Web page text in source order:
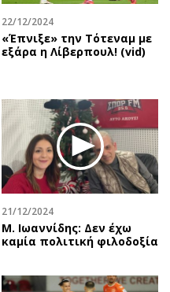
22/12/2024
«Έπνιξε» την Τότεναμ με
εξάρα η Λίβερπουλ! (vid)
21/12/2024
Μ. Ιωαννίδης: Δεν έχω
καμία πολιτική φιλοδοξία